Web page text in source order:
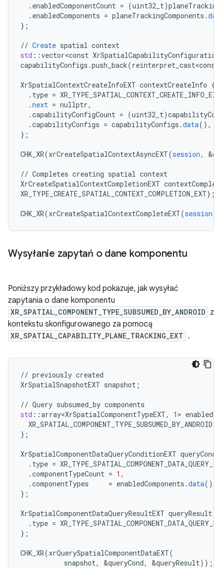
. enabledComponentCount = (uint32_t)
. enabledComponents = planeTrackingComponents .
} ;
// Create spatial context
std : :vector<const
capabilityConfigs .push_back(reinterpret_cast<const
XrSpatialContextCreateInfoEXT contextCreateInfo {
. type = XR_TYPE_SPATIAL_CONTEXT_CREATE_INFO_EXT
.next = nullptr,
.capabilityConfigCount = (uint32_t)
.capabilityConfigs = capabilityConfigs .data(),
} ;
CHK_XR(xrCreateSpatialContextAsyncEXT(session, &
// Completes creating spatial context
XrCreateSpatialContextCompletionEXT
XR_TYPE_CREATE_SPATIAL_CONTEXT_COMPLETION_EXT} ;
CHK_XR(xrCreateSpatialContextCompleteEXT(session
Wysyłanie zapytań o dane komponentu
Poniższy przykładowy kod pokazuje, jak wysyłać
zapytania o dane komponentu
XR_SPATIAL_COMPONENT_TYPE_SUBSUMED_BY_ANDROID z
kontekstu skonfigurowanego za pomocą
XR_SPATIAL_CAPABILITY_PLANE_TRACKING_EXT .
// previously created
XrSpatialSnapshotEXT snapshot ;
// Query subsumed_by components
std : :array<XrSpatialComponentTypeEXT, 1 >
XR_SPATIAL_COMPONENT_TYPE_SUBSUMED_BY_ANDROID
} ;
XrSpatialComponentDataQueryConditionEXT queryCond
. type =
.componentTypeCount = 1 ,
.componentTypes = enabledComponents .data(),
} ;
XrSpatialComponentDataQueryResultEXT queryResult
. type =
} ;
CHK_XR(xrQuerySpatialComponentDataEXT(
snapshot, &queryCond, &queryResult));